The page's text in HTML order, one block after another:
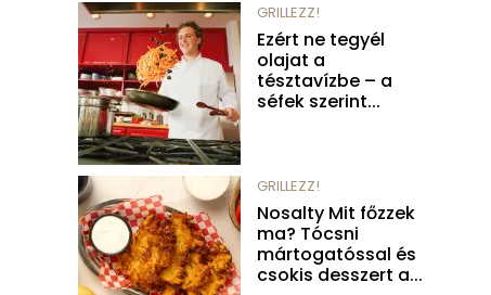
GRILLEZZ!
Ezért ne tegyél
olajat a
tésztavízbe – a
séfek szerint...
GRILLEZZ!
Nosalty Mit főzzek
ma? Tócsni
mártogatóssal és
csokis desszert a...